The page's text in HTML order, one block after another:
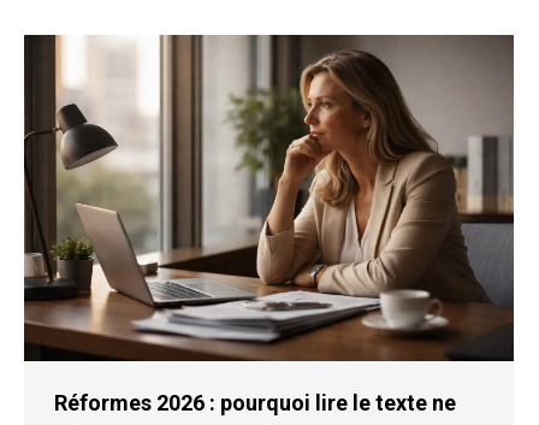
Réformes 2026 : pourquoi lire le texte ne